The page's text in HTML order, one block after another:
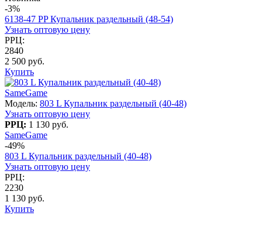
-3%
6138-47 PP Купальник раздельный (48-54)
Узнать оптовую цену
РРЦ:
2840
2 500 руб.
Купить
SameGame
Модель: 803 L Купальник раздельный (40-48)
Узнать оптовую цену
РРЦ: 1 130 руб.
SameGame
-49%
803 L Купальник раздельный (40-48)
Узнать оптовую цену
РРЦ:
2230
1 130 руб.
Купить